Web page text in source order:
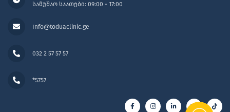
სამუშაო საათები: 09:00 - 17:00
Info@toduaclinic.ge
032 2 57 57 57
*5757